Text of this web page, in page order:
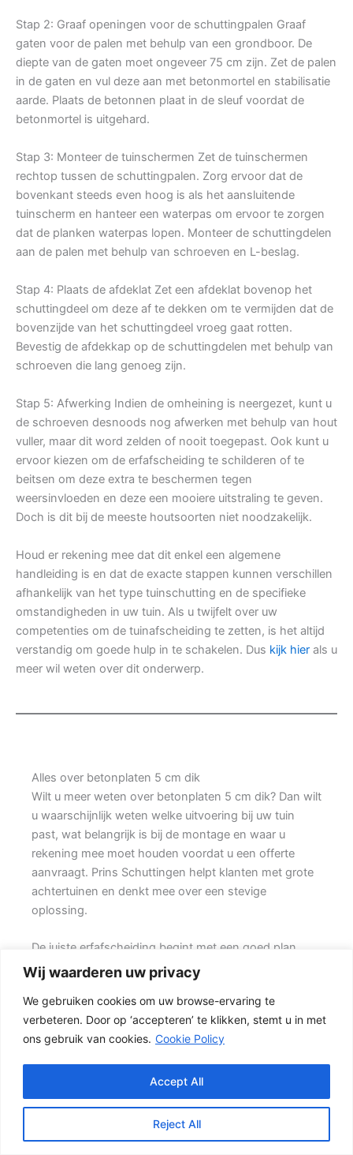
Wij waarderen uw privacy
We gebruiken cookies om uw browse-ervaring te
verbeteren. Door op ‘accepteren’ te klikken, stemt u in met
ons gebruik van cookies. Cookie Policy
Reject All
Accept All
Stap 2: Graaf openingen voor de schuttingpalen Graaf
gaten voor de palen met behulp van een grondboor. De
diepte van de gaten moet ongeveer 75 cm zijn. Zet de palen
in de gaten en vul deze aan met betonmortel en stabilisatie
aarde. Plaats de betonnen plaat in de sleuf voordat de
betonmortel is uitgehard.
Stap 3: Monteer de tuinschermen Zet de tuinschermen
rechtop tussen de schuttingpalen. Zorg ervoor dat de
bovenkant steeds even hoog is als het aansluitende
tuinscherm en hanteer een waterpas om ervoor te zorgen
dat de planken waterpas lopen. Monteer de schuttingdelen
aan de palen met behulp van schroeven en L-beslag.
Stap 4: Plaats de afdeklat Zet een afdeklat bovenop het
schuttingdeel om deze af te dekken om te vermijden dat de
bovenzijde van het schuttingdeel vroeg gaat rotten.
Bevestig de afdekkap op de schuttingdelen met behulp van
schroeven die lang genoeg zijn.
Stap 5: Afwerking Indien de omheining is neergezet, kunt u
de schroeven desnoods nog afwerken met behulp van hout
vuller, maar dit word zelden of nooit toegepast. Ook kunt u
ervoor kiezen om de erfafscheiding te schilderen of te
beitsen om deze extra te beschermen tegen
weersinvloeden en deze een mooiere uitstraling te geven.
Doch is dit bij de meeste houtsoorten niet noodzakelijk.
Houd er rekening mee dat dit enkel een algemene
handleiding is en dat de exacte stappen kunnen verschillen
afhankelijk van het type tuinschutting en de specifieke
omstandigheden in uw tuin. Als u twijfelt over uw
competenties om de tuinafscheiding te zetten, is het altijd
verstandig om goede hulp in te schakelen. Dus kijk hier als u
meer wil weten over dit onderwerp.
Alles over betonplaten 5 cm dik
Wilt u meer weten over betonplaten 5 cm dik? Dan wilt
u waarschijnlijk weten welke uitvoering bij uw tuin
past, wat belangrijk is bij de montage en waar u
rekening mee moet houden voordat u een offerte
aanvraagt. Prins Schuttingen helpt klanten met grote
achtertuinen en denkt mee over een stevige
oplossing.
De juiste erfafscheiding begint met een goed plan.
Wilt u vooral privacy, dan is een dichte schutting
meestal de beste keuze. Ook de ondergrond, de
lengte van de schutting en de aanwezigheid van
poorten of hoeken hebben invloed op de beste
oplossing.
Welke schutting past bij uw tuin?
In veel tuinen wordt gekozen voor een combinatie
van hout en beton. {De betonpalen en betonplaten